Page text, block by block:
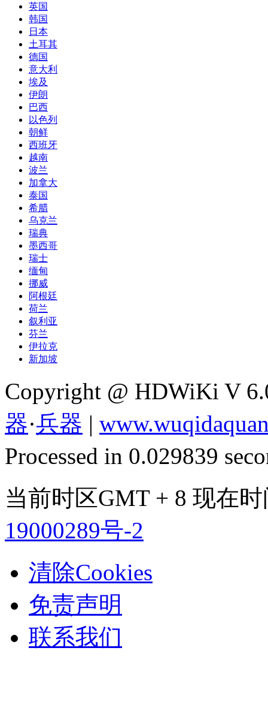
英国
韩国
日本
土耳其
德国
意大利
埃及
伊朗
巴西
以色列
朝鲜
西班牙
越南
波兰
加拿大
泰国
希腊
乌克兰
瑞典
墨西哥
瑞士
缅甸
挪威
阿根廷
荷兰
叙利亚
芬兰
伊拉克
新加坡
Copyright @ HDWiKi V
器·兵器 |
Processed in 0.029839
当前时区GMT + 8 现在
19000289号-2
清除Cookies
免责声明
联系我们